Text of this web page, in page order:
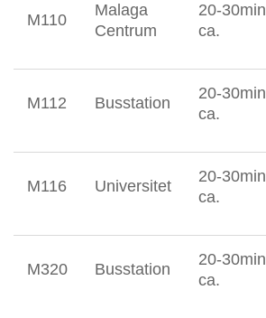
M110
Malaga
Centrum
20-30min
ca.
M112 Busstation
20-30min
ca.
M116 Universitet
20-30min
ca.
M320 Busstation
20-30min
ca.